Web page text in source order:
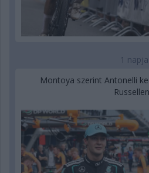
1 napja
Montoya szerint Antonelli
Russellen